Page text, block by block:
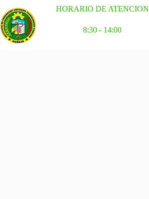
HORARIO DE ATENCION
8:30 - 14:00